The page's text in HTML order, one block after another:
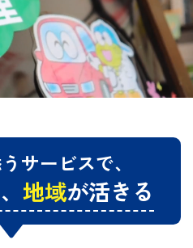
サービスで、
地域が活きる